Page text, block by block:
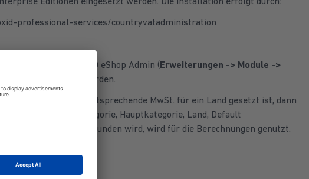
professional-services/countryvatadministration
z. B. über den OXID eShop Admin ( Erweiterungen -> Module ->
) aktiviert werden.
wie folgt: Wenn eine entsprechende MwSt. für ein Land gesetzt ist, dann
Artikel, Kategorie, Hauptkategorie, Land, Default
Wert, der als erstes gefunden wird, wird für die Berechnungen genutzt.